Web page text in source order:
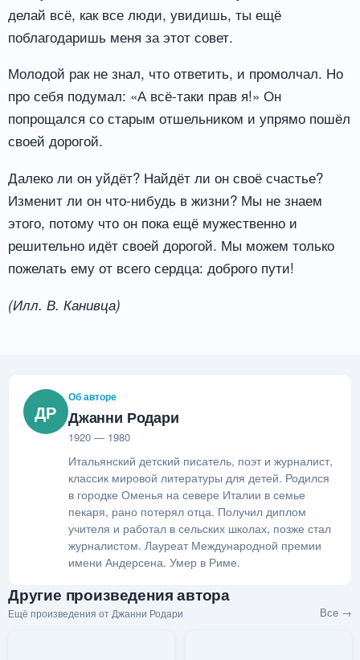
делай всё, как все люди, увидишь, ты ещё
поблагодаришь меня за этот совет.
Молодой рак не знал, что ответить, и промолчал. Но
про себя подумал: «А всё-таки прав я!» Он
попрощался со старым отшельником и упрямо пошёл
своей дорогой.
Далеко ли он уйдёт? Найдёт ли он своё счастье?
Изменит ли он что-нибудь в жизни? Мы не знаем
этого, потому что он пока ещё мужественно и
решительно идёт своей дорогой. Мы можем только
пожелать ему от всего сердца: доброго пути!
(Илл. В. Канивца)
ДР
Об авторе
Джанни Родари
1920 — 1980
Итальянский детский писатель, поэт и журналист,
классик мировой литературы для детей. Родился
в городке Оменья на севере Италии в семье
пекаря, рано потерял отца. Получил диплом
учителя и работал в сельских школах, позже стал
журналистом. Лауреат Международной премии
имени Андерсена. Умер в Риме.
Другие произведения автора
Ещё произведения от Джанни Родари Все →